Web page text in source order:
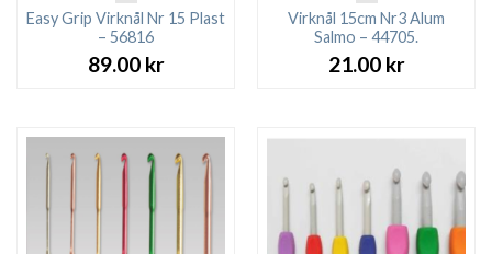
Easy Grip Virknål Nr 15 Plast
– 56816
89.00 kr
Virknål 15cm Nr3 Alum
Salmo – 44705.
21.00 kr